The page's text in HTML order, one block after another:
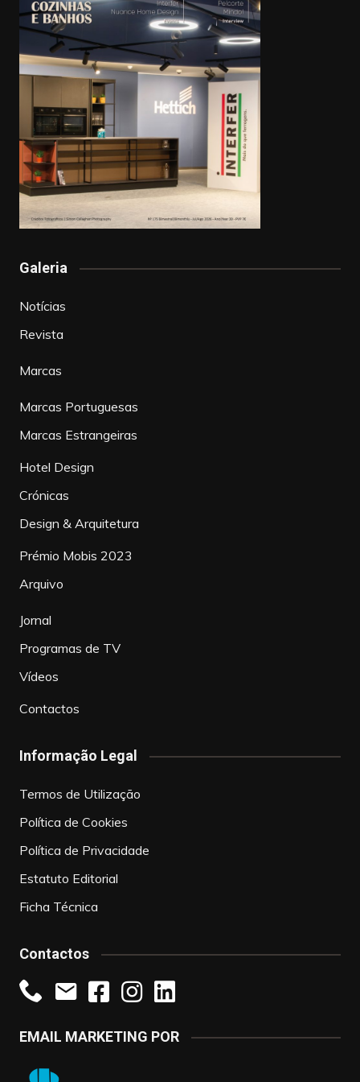
Galeria
Notícias
Revista
Marcas
Marcas Portuguesas
Marcas Estrangeiras
Hotel Design
Crónicas
Design & Arquitetura
Prémio Mobis 2023
Arquivo
Jornal
Programas de TV
Vídeos
Contactos
Informação Legal
Termos de Utilização
Política de Cookies
Política de Privacidade
Estatuto Editorial
Ficha Técnica
Contactos
EMAIL MARKETING POR